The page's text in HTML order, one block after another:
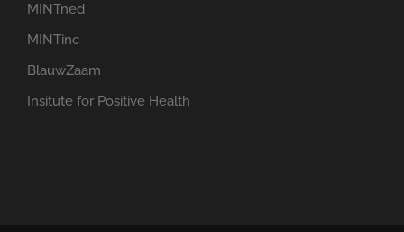
MINTned
MINTinc
BlauwZaam
Insitute for Positive Health